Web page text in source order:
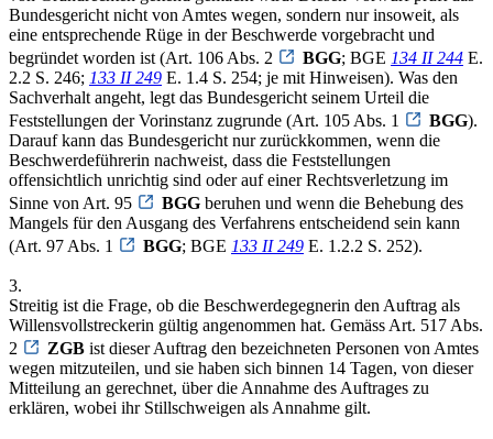
Bundesgericht nicht von Amtes wegen, sondern nur insoweit, als
eine entsprechende Rüge in der Beschwerde vorgebracht und
begründet worden ist (Art. 106 Abs. 2
BGG; BGE 134 II 244 E.
2.2 S. 246; 133 II 249 E. 1.4 S. 254; je mit Hinweisen). Was den
Sachverhalt angeht, legt das Bundesgericht seinem Urteil die
Feststellungen der Vorinstanz zugrunde (Art. 105 Abs. 1
BGG).
Darauf kann das Bundesgericht nur zurückkommen, wenn die
Beschwerdeführerin nachweist, dass die Feststellungen
offensichtlich unrichtig sind oder auf einer Rechtsverletzung im
Sinne von Art. 95
BGG beruhen und wenn die Behebung des
Mangels für den Ausgang des Verfahrens entscheidend sein kann
(Art. 97 Abs. 1
BGG; BGE 133 II 249 E. 1.2.2 S. 252).
3.
Streitig ist die Frage, ob die Beschwerdegegnerin den Auftrag als
Willensvollstreckerin gültig angenommen hat. Gemäss Art. 517 Abs.
2
ZGB ist dieser Auftrag den bezeichneten Personen von Amtes
wegen mitzuteilen, und sie haben sich binnen 14 Tagen, von dieser
Mitteilung an gerechnet, über die Annahme des Auftrages zu
erklären, wobei ihr Stillschweigen als Annahme gilt.